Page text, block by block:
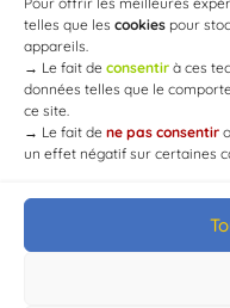
telles que les cookies pour
appareils.
→ Le fait de consentir à ces
données telles que le
ce site.
→ Le fait de ne pas consentir
un effet négatif sur certaines
un…
© Mairie de Chaource